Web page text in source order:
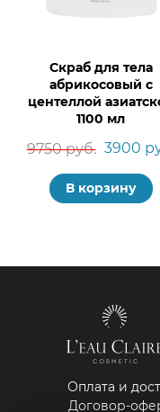
Скраб для тела
абрикосовый с
центеллой
1100 мл
9750 руб. 3900
В корзину
Оплата и
Договор-